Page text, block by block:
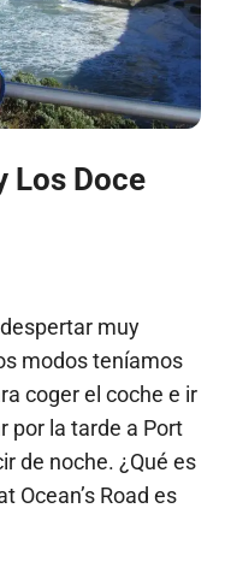
Los Doce
muy
modos teníamos
coger el coche e ir
por la tarde a Port
de noche. ¿Qué es
Ocean’s Road es